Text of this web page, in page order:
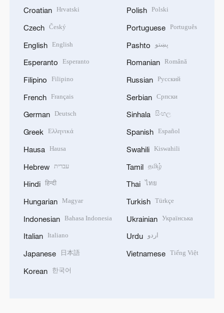
Croatian Hrvatski
Czech Český
English English
Esperanto Esperanto
Filipino Filipino
French Français
German Deutsch
Greek Ελληνικά
Hausa Hausa
Hebrew עברית
Hindi हिन्दी
Hungarian Magyar
Indonesian Bahasa Indonesia
Italian Italiano
Japanese 日本語
Korean 한국어
Polish Polski
Portuguese Português
Pashto پښتو
Romanian Română
Russian Русский
Serbian Српски
Sinhala සිංහල
Spanish Español
Swahili Kiswahili
Tamil தமிழ்
Thai ไทย
Turkish Türkçe
Ukrainian Українська
Urdu اردو
Vietnamese Tiếng Việt